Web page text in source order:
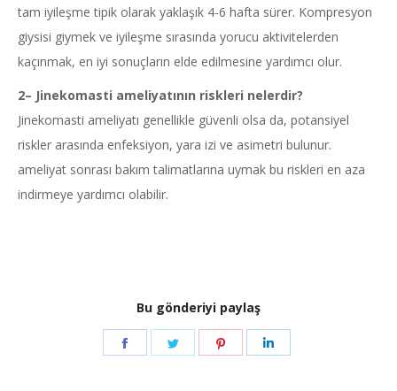
tam iyileşme tipik olarak yaklaşık 4-6 hafta sürer. Kompresyon
giysisi giymek ve iyileşme sırasında yorucu aktivitelerden
kaçınmak, en iyi sonuçların elde edilmesine yardımcı olur.
2– Jinekomasti ameliyatının riskleri nelerdir?
Jinekomasti ameliyatı genellikle güvenli olsa da, potansiyel
riskler arasında enfeksiyon, yara izi ve asimetri bulunur.
ameliyat sonrası bakım talimatlarına uymak bu riskleri en aza
indirmeye yardımcı olabilir.
Bu gönderiyi paylaş
Share
Share
Share